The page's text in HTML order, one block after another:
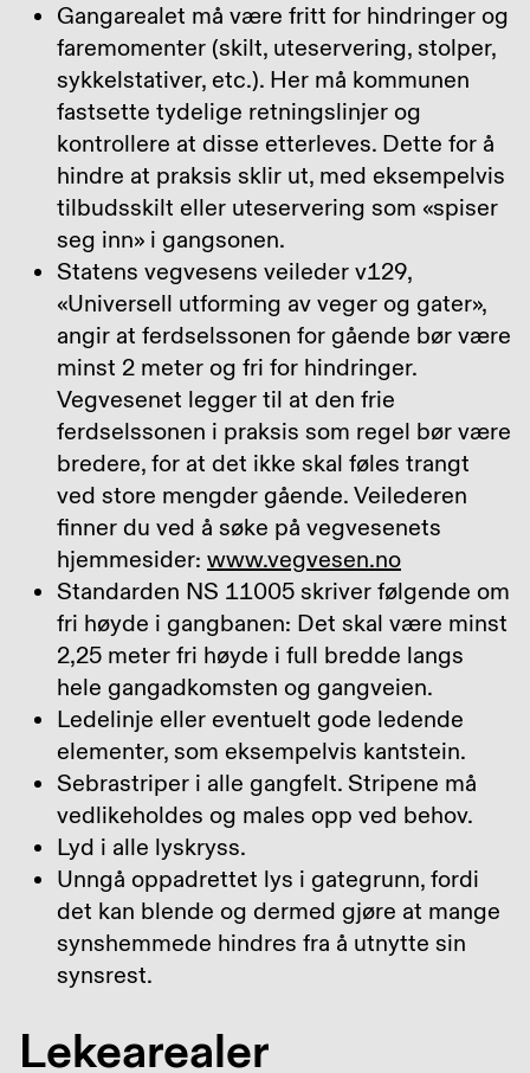
Gangarealet må være fritt for hindringer og
faremomenter (skilt, uteservering, stolper,
sykkelstativer, etc.). Her må kommunen
fastsette tydelige retningslinjer og
kontrollere at disse etterleves. Dette for å
hindre at praksis sklir ut, med eksempelvis
tilbudsskilt eller uteservering som «spiser
seg inn» i gangsonen.
Statens vegvesens veileder v129,
«Universell utforming av veger og gater»,
angir at ferdselssonen for gående bør være
minst 2 meter og fri for hindringer.
Vegvesenet legger til at den frie
ferdselssonen i praksis som regel bør være
bredere, for at det ikke skal føles trangt
ved store mengder gående. Veilederen
finner du ved å søke på vegvesenets
hjemmesider: www.vegvesen.no
Standarden NS 11005 skriver følgende om
fri høyde i gangbanen: Det skal være minst
2,25 meter fri høyde i full bredde langs
hele gangadkomsten og gangveien.
Ledelinje eller eventuelt gode ledende
elementer, som eksempelvis kantstein.
Sebrastriper i alle gangfelt. Stripene må
vedlikeholdes og males opp ved behov.
Lyd i alle lyskryss.
Unngå oppadrettet lys i gategrunn, fordi
det kan blende og dermed gjøre at mange
synshemmede hindres fra å utnytte sin
synsrest.
Lekearealer